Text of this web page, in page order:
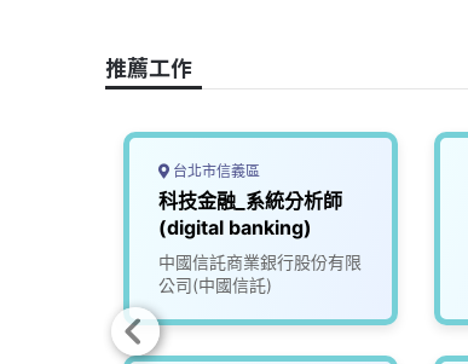
k
推薦工作
台北市信義區
科技金融_系統分析師
(digital banking)
中國信託商業銀行股份有限
公司(中國信託)